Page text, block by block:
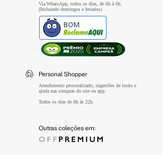
Via WhatsApp, todos os dias, de 6h à 0h.
(Incluindo domingos e feriados)
BOM
Personal Shopper
Atendimento personalizado, sugestões de looks e
ajuda nas compras do site ou app.
Todos os dias de 8h às 22h.
Outras coleções em: